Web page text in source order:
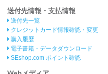
送付先情報・支払情報
送付先一覧
クレジットカード情報確認・変更
購入履歴
電子書籍・データダウンロード
SEshop.com ポイント確認